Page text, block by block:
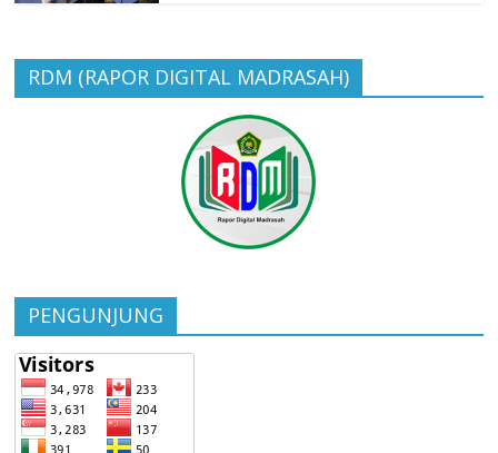
RDM (RAPOR DIGITAL MADRASAH)
PENGUNJUNG